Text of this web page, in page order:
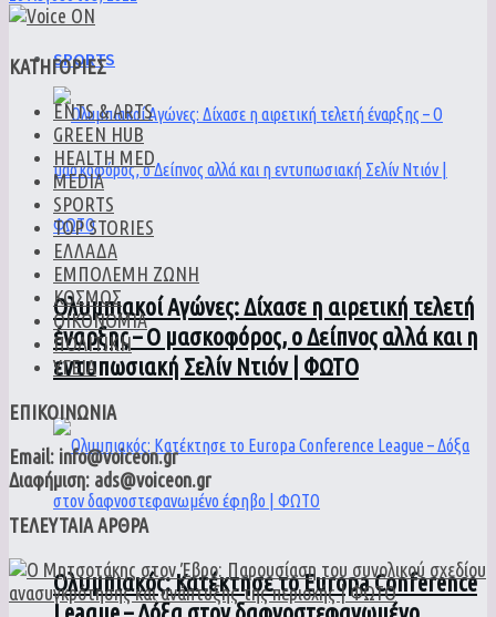
SPORTS
Ολυμπιακοί Αγώνες: Δίχασε η αιρετική τελετή
έναρξης – Ο μασκοφόρος, ο Δείπνος αλλά και η
εντυπωσιακή Σελίν Ντιόν | ΦΩΤΟ
Ολυμπιακός: Κατέκτησε το Europa Conference
ΚΑΤΗΓΟΡΙΕΣ
ENTS & ARTS
GREEN HUB
HEALTH MED
MEDIA
SPORTS
TOP STORIES
ΕΛΛΑΔΑ
ΕΜΠΟΛΕΜΗ ΖΩΝΗ
ΚΟΣΜΟΣ
ΟΙΚΟΝΟΜΙΑ
ΠΟΛΙΤΙΚΗ
ΥΓΕΙΑ
ΕΠΙΚΟΙΝΩΝΙΑ
Email: info@voiceon.gr
Διαφήμιση: ads@voiceon.gr
ΤΕΛΕΥΤΑΙΑ ΑΡΘΡΑ